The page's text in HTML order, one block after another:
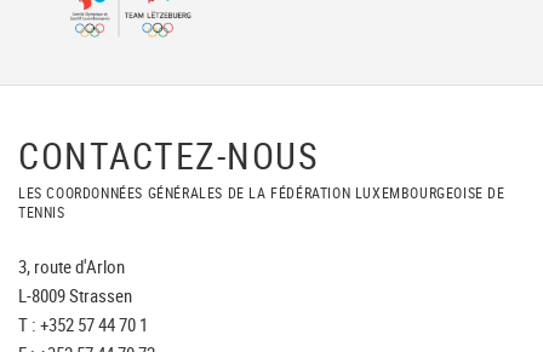
CONTACTEZ-NOUS
LES COORDONNÉES GÉNÉRALES DE LA FÉDÉRATION LUXEMBOURGEOISE DE
TENNIS
3, route d'Arlon
L-8009 Strassen
T : +352 57 44 70 1